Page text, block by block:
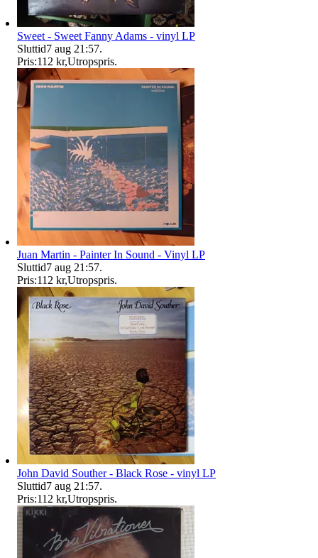
Sweet - Sweet Fanny Adams - vinyl LP
Sluttid7 aug 21:57.
Pris:112 kr,Utropspris.
Juan Martin - Painter In Sound - Vinyl LP
Sluttid7 aug 21:57.
Pris:112 kr,Utropspris.
John David Souther - Black Rose - vinyl LP
Sluttid7 aug 21:57.
Pris:112 kr,Utropspris.